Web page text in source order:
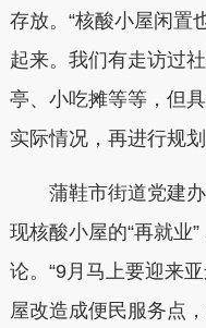
存放。“核酸小屋闲置
起来。我们有走访过
亭、小吃摊等等，但
实际情况，再进行规
蒲鞋市街道党建办
现核酸小屋的“再就业
论。“9月马上要迎来
屋改造成便民服务点